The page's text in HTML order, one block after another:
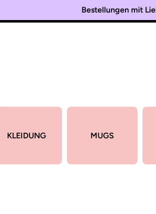
Bestellungen mit
KLEIDUNG
MUGS